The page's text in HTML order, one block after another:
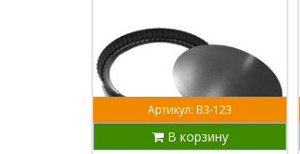
Артикул: В3-123
В корзину